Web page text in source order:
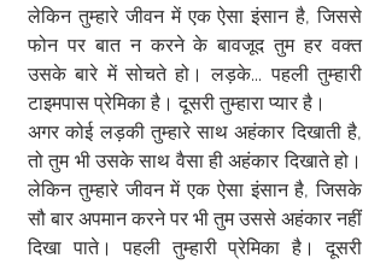
लेकिन तुम्हारे जीवन में एक ऐसा इंसान है, जिससे
फोन पर बात न करने के बावजूद तुम हर वक्त
उसके बारे में सोचते हो। लड़के... पहली तुम्हारी
टाइमपास प्रेमिका है। दूसरी तुम्हारा प्यार है।
अगर कोई लड़की तुम्हारे साथ अहंकार दिखाती है,
तो तुम भी उसके साथ वैसा ही अहंकार दिखाते हो।
लेकिन तुम्हारे जीवन में एक ऐसा इंसान है, जिसके
सौ बार अपमान करने पर भी तुम उससे अहंकार नहीं
दिखा पाते। पहली तुम्हारी प्रेमिका है। दूसरी